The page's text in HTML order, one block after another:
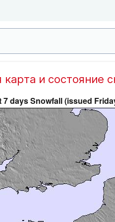
карта и состояние
7 days Snowfall (issued